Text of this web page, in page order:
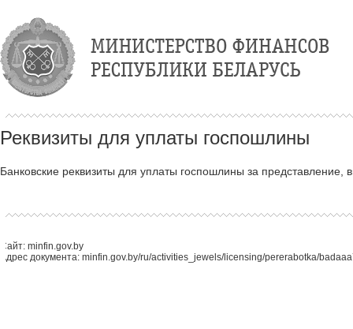
Реквизиты для уплаты госпошлины
Банковские реквизиты для уплаты госпошлины за представление,
Сайт: minfin.gov.by
Адрес документа: minfin.gov.by/ru/activities_jewels/licensing/pererabotka/